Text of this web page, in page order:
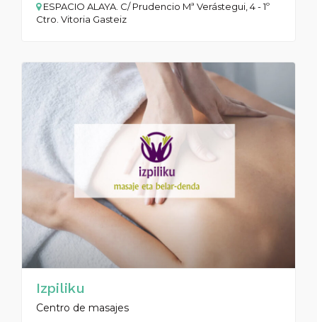
ESPACIO ALAYA. C/ Prudencio Mª Verástegui, 4 - 1º
Ctro. Vitoria Gasteiz
Izpiliku
Centro de masajes